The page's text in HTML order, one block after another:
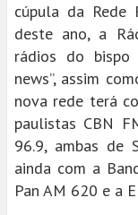
cúpula da Rede
deste ano, a
rádios do
news”, assim
nova rede terá
paulistas CBN
96.9, ambas de
ainda com a
Pan AM 620 e a